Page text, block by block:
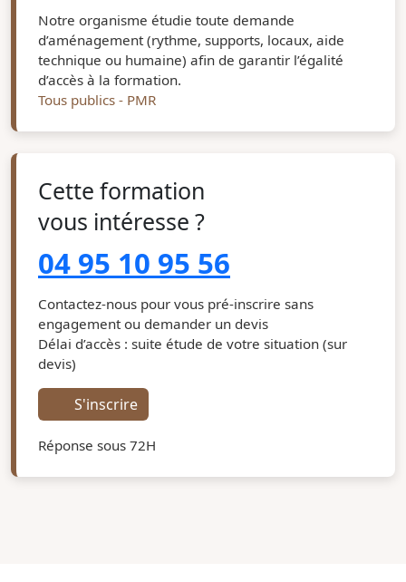
Notre organisme étudie toute demande
d’aménagement (rythme, supports, locaux, aide
technique ou humaine) afin de garantir l’égalité
d’accès à la formation.
Tous publics - PMR
Cette formation
vous intéresse ?
04 95 10 95 56
Contactez-nous pour vous pré-inscrire sans
engagement ou demander un devis
Délai d’accès : suite étude de votre situation (sur
devis)
S'inscrire
Réponse sous 72H